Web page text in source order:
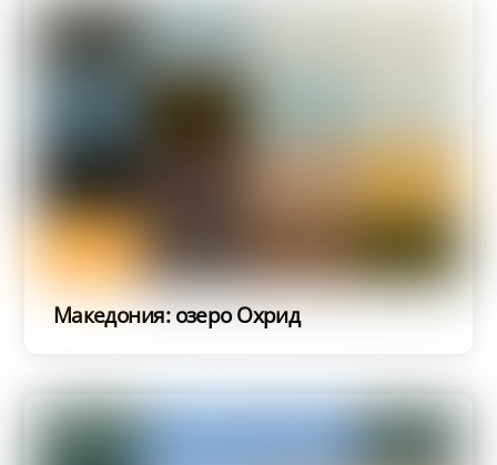
Македония: озеро Охрид